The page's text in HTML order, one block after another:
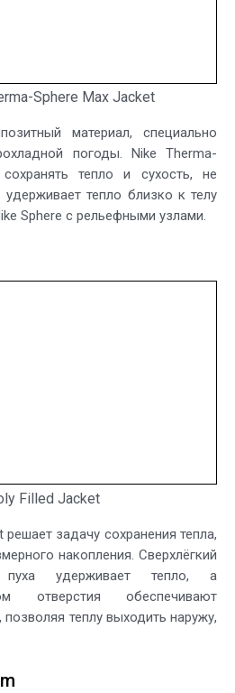
Sphere Max Jacket
материал, специально
погоды. Nike Therma-
тепло и сухость, не
тепло близко к телу
Sphere с рельефными узлами.
Filled Jacket
задачу сохранения тепла,
накопления. Сверхлёгкий
удерживает тепло, а
отверстия обеспечивают
теплу выходить наружу,